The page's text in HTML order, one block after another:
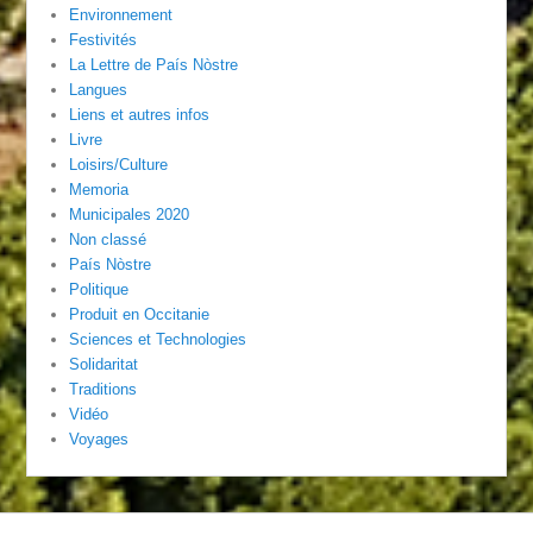
Environnement
Festivités
La Lettre de País Nòstre
Langues
Liens et autres infos
Livre
Loisirs/Culture
Memoria
Municipales 2020
Non classé
País Nòstre
Politique
Produit en Occitanie
Sciences et Technologies
Solidaritat
Traditions
Vidéo
Voyages